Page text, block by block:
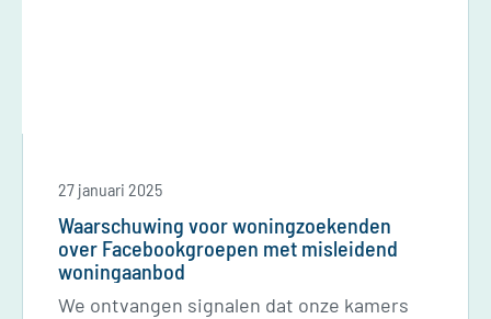
27 januari 2025
Waarschuwing voor woningzoekenden
over Facebookgroepen met misleidend
woningaanbod
We ontvangen signalen dat onze kamers